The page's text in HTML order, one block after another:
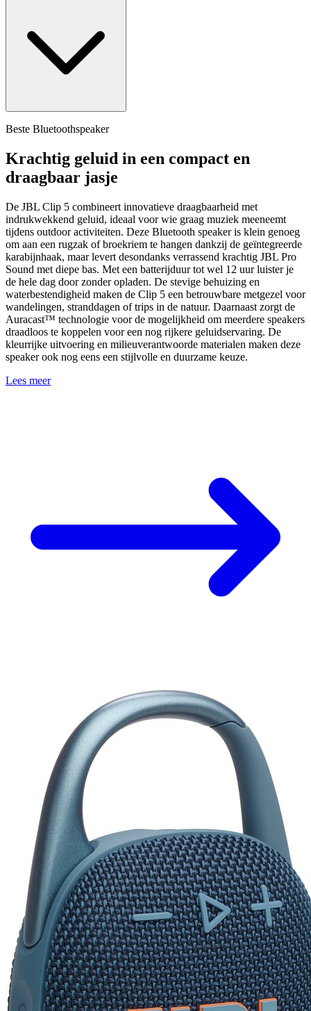
Beste Bluetoothspeaker
Krachtig geluid in een compact en
draagbaar jasje
De JBL Clip 5 combineert innovatieve draagbaarheid met
indrukwekkend geluid, ideaal voor wie graag muziek meeneemt
tijdens outdoor activiteiten. Deze Bluetooth speaker is klein genoeg
om aan een rugzak of broekriem te hangen dankzij de geïntegreerde
karabijnhaak, maar levert desondanks verrassend krachtig JBL Pro
Sound met diepe bas. Met een batterijduur tot wel 12 uur luister je
de hele dag door zonder opladen. De stevige behuizing en
waterbestendigheid maken de Clip 5 een betrouwbare metgezel voor
wandelingen, stranddagen of trips in de natuur. Daarnaast zorgt de
Auracast™ technologie voor de mogelijkheid om meerdere speakers
draadloos te koppelen voor een nog rijkere geluidservaring. De
kleurrijke uitvoering en milieuverantwoorde materialen maken deze
speaker ook nog eens een stijlvolle en duurzame keuze.
Lees meer